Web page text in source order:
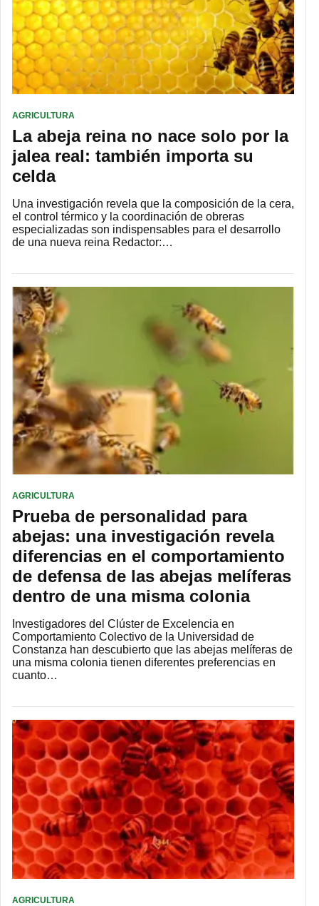
AGRICULTURA
La abeja reina no nace solo por la
jalea real: también importa su
celda
Una investigación revela que la composición de la cera,
el control térmico y la coordinación de obreras
especializadas son indispensables para el desarrollo
de una nueva reina Redactor:…
AGRICULTURA
Prueba de personalidad para
abejas: una investigación revela
diferencias en el comportamiento
de defensa de las abejas melíferas
dentro de una misma colonia
Investigadores del Clúster de Excelencia en
Comportamiento Colectivo de la Universidad de
Constanza han descubierto que las abejas melíferas de
una misma colonia tienen diferentes preferencias en
cuanto…
AGRICULTURA